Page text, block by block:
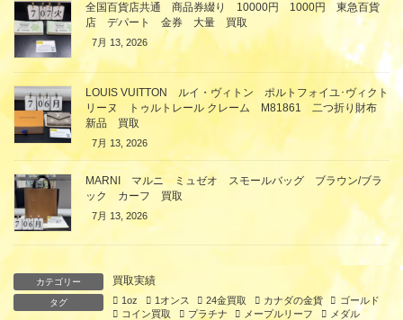
全国百貨店共通 商品券綴り 10000円 1000円 東急百貨
店 デパート 金券 大量 買取
7月 13, 2026
LOUIS VUITTON ルイ・ヴィトン ポルトフォイユ･ヴィクト
リーヌ トゥルトレール クレーム M81861 二つ折り財布
新品 買取
7月 13, 2026
MARNI マルニ ミュゼオ スモールバッグ ブラウン/ブラ
ック カーフ 買取
7月 13, 2026
カテゴリー 買取実績
タグ 1oz 1オンス 24金買取 カナダの金貨
ゴールド
コイン買取
プラチナ メープルリーフ
メダル